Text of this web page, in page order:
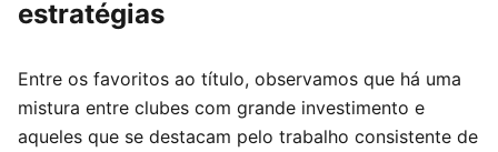
estratégias
Entre os favoritos ao título, observamos que há uma
mistura entre clubes com grande investimento e
aqueles que se destacam pelo trabalho consistente de